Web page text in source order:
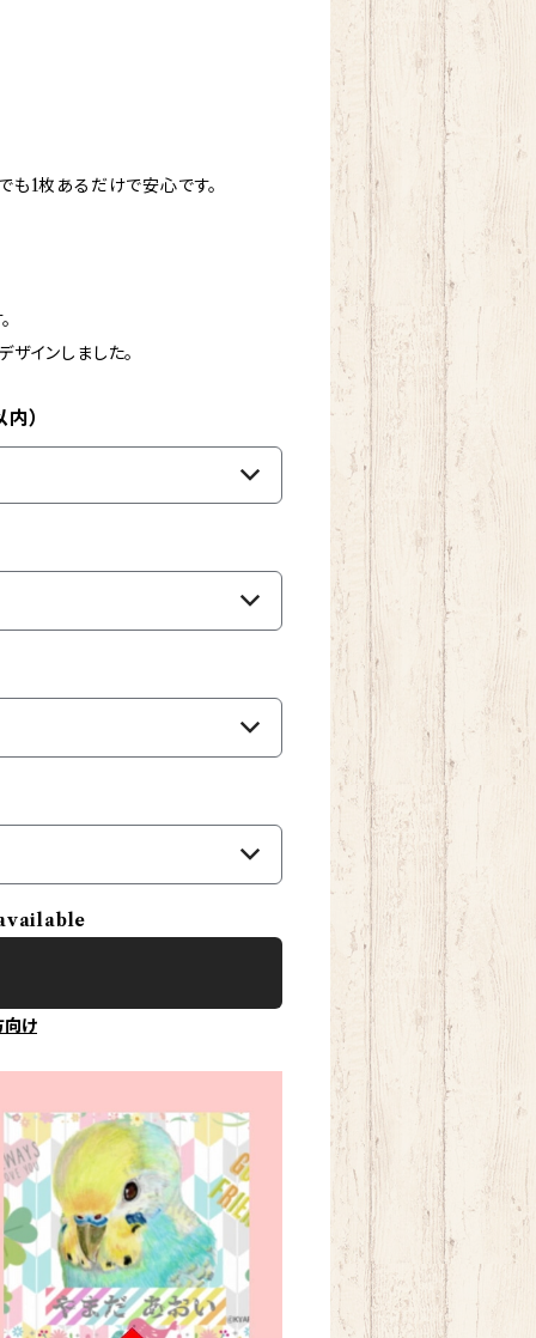
1枚あるだけで安心です。
インしました。
）
向け